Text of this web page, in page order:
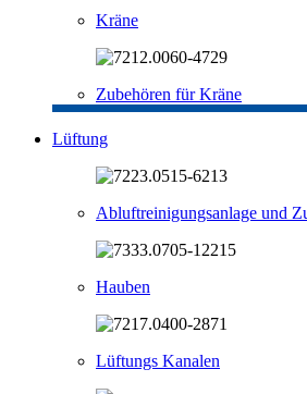
Kräne
Zubehören für Kräne
Lüftung
Abluftreinigungsanlage und
Hauben
Lüftungs Kanalen